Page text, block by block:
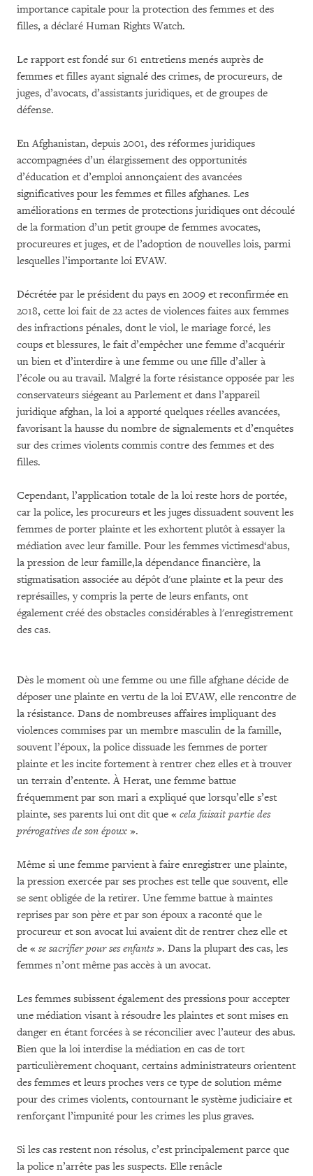
importance capitale pour la protection des femmes et des
filles, a déclaré Human Rights Watch.
Le rapport est fondé sur 61 entretiens menés auprès de
femmes et filles ayant signalé des crimes, de procureurs, de
juges, d’avocats, d’assistants juridiques, et de groupes de
défense.
En Afghanistan, depuis 2001, des réformes juridiques
accompagnées d’un élargissement des opportunités
d’éducation et d’emploi annonçaient des avancées
significatives pour les femmes et filles afghanes. Les
améliorations en termes de protections juridiques ont découlé
de la formation d’un petit groupe de femmes avocates,
procureures et juges, et de l’adoption de nouvelles lois, parmi
lesquelles l’importante loi EVAW.
Décrétée par le président du pays en 2009 et reconfirmée en
2018, cette loi fait de 22 actes de violences faites aux femmes
des infractions pénales, dont le viol, le mariage forcé, les
coups et blessures, le fait d’empêcher une femme d’acquérir
un bien et d’interdire à une femme ou une fille d’aller à
l’école ou au travail. Malgré la forte résistance opposée par les
conservateurs siégeant au Parlement et dans l’appareil
juridique afghan, la loi a apporté quelques réelles avancées,
favorisant la hausse du nombre de signalements et d’enquêtes
sur des crimes violents commis contre des femmes et des
filles.
Cependant, l’application totale de la loi reste hors de portée,
car la police, les procureurs et les juges dissuadent souvent les
femmes de porter plainte et les exhortent plutôt à essayer la
médiation avec leur famille. Pour les femmes victimesd‘abus,
la pression de leur famille,la dépendance financière, la
stigmatisation associée au dépôt d'une plainte et la peur des
représailles, y compris la perte de leurs enfants, ont
également créé des obstacles considérables à l'enregistrement
des cas.
Dès le moment où une femme ou une fille afghane décide de
déposer une plainte en vertu de la loi EVAW, elle rencontre de
la résistance. Dans de nombreuses affaires impliquant des
violences commises par un membre masculin de la famille,
souvent l’époux, la police dissuade les femmes de porter
plainte et les incite fortement à rentrer chez elles et à trouver
un terrain d’entente. À Herat, une femme battue
fréquemment par son mari a expliqué que lorsqu’elle s’est
plainte, ses parents lui ont dit que « cela faisait partie des
prérogatives de son époux ».
Même si une femme parvient à faire enregistrer une plainte,
la pression exercée par ses proches est telle que souvent, elle
se sent obligée de la retirer. Une femme battue à maintes
reprises par son père et par son époux a raconté que le
procureur et son avocat lui avaient dit de rentrer chez elle et
de « se sacrifier pour ses enfants». Dans la plupart des cas, les
femmes n’ont même pas accès à un avocat.
Les femmes subissent également des pressions pour accepter
une médiation visant à résoudre les plaintes et sont mises en
danger en étant forcées à se réconcilier avec l’auteur des abus.
Bien que la loi interdise la médiation en cas de tort
particulièrement choquant, certains administrateurs orientent
des femmes et leurs proches vers ce type de solution même
pour des crimes violents, contournant le système judiciaire et
renforçant l’impunité pour les crimes les plus graves.
Si les cas restent non résolus, c’est principalement parce que
la police n’arrête pas les suspects. Elle renâcle